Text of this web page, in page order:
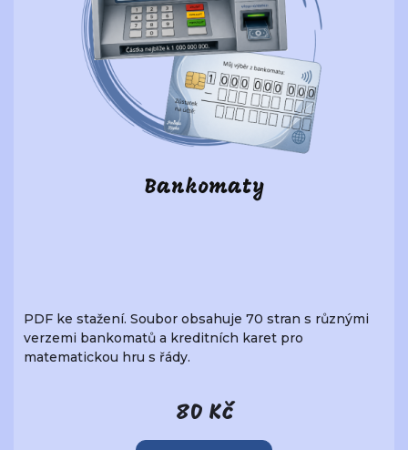
Bankomaty
PDF ke stažení. Soubor obsahuje 70 stran s různými
verzemi bankomatů a kreditních karet pro
matematickou hru s řády.
80 Kč